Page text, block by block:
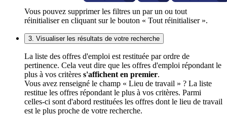
Vous pouvez supprimer les filtres un par un ou tout
réinitialiser en cliquant sur le bouton « Tout réinitialiser ».
3. Visualiser les résultats de votre recherche
La liste des offres d'emploi est restituée par ordre de
pertinence. Cela veut dire que les offres d'emploi répondant le
plus à vos critères s'affichent en premier.
Vous avez renseigné le champ « Lieu de travail » ? La liste
restitue les offres répondant le plus à vos critères. Parmi
celles-ci sont d'abord restituées les offres dont le lieu de travail
est le plus proche de votre recherche.